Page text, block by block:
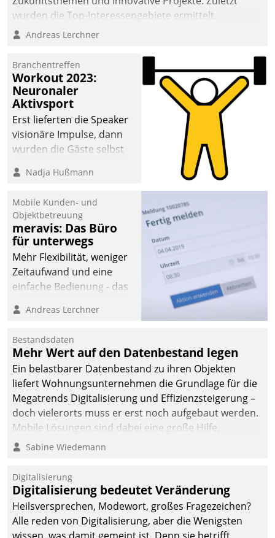
wurden die Top-Interessengebiete ermittelt.
Andreas Lerchner
Branchentreffen
Workout 2023:
Neuronaler
Aktivsport
Erst lieferten die Speaker
visionäre Impulse, dann
wurden die Gäste selbst
methodisch
Quartier. Dazwischen
zeigte Datatrain, was es
Neues zu bieten hat.
Nadja Hußmann
Mobile Kunden- und
Objektbetreuung
meravis: Das Büro
für unterwegs
Mehr Flexibilität, weniger
Zeitaufwand und eine
einfache Bedienung - das
Cockpit für mobile
Datatrain. Die meravis
Wohnungsbau- und
Immobilien GmbH hat
sich dabei für den Betrieb
der Lösung über die SAP
Cloud Platform
entschieden - als erstes
Unternehmen am
Andreas Lerchner
Bestandsdaten
Mehr Wert auf den Datenbestand legen
Ein belastbarer Datenbestand zu ihren Objekten
liefert Wohnungsunternehmen die Grundlage für die
Megatrends Digitalisierung und Effizienzsteigerung –
doch vielerorts muss er erst noch aufgebaut werden.
Mobile Lösungen sind dabei eine große Hilfe.
Sabine Wiedemann
Digitalisierung
Digitalisierung bedeutet Veränderung
Heilsversprechen, Modewort, großes Fragezeichen?
Alle reden von Digitalisierung, aber die Wenigsten